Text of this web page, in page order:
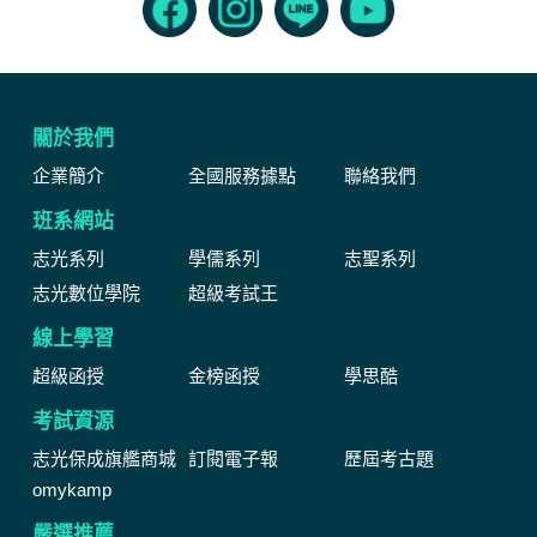
關於我們
企業簡介 全國服務據點 聯絡我們
班系網站
志光系列 學儒系列
志聖系列
志光數位學院
超級考試王
線上學習
超級函授 金榜函授 學思酷
考試資源
志光保成旗艦商城 訂閱電子報
歷屆考古題
omykamp